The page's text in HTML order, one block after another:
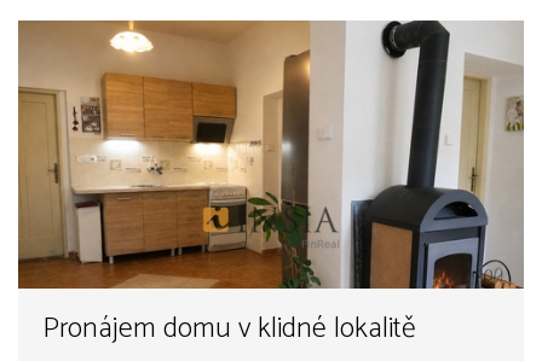
Pronájem domu v klidné lokalitě